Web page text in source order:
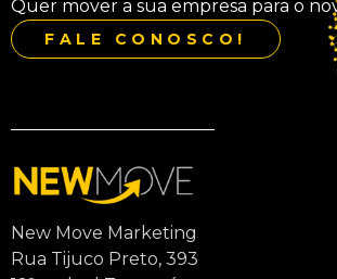
Quer mover a sua empresa para o
FALE CONOSCO!
New Move Marketing
Rua Tijuco Preto, 393